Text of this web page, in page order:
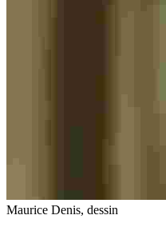
Maurice Denis, dessin